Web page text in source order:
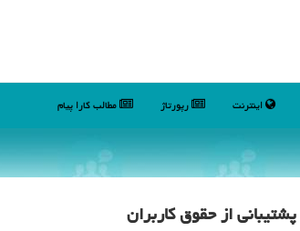
اینترنت رپورتاژ مطالب كارا پیام
از حقوق كاربران